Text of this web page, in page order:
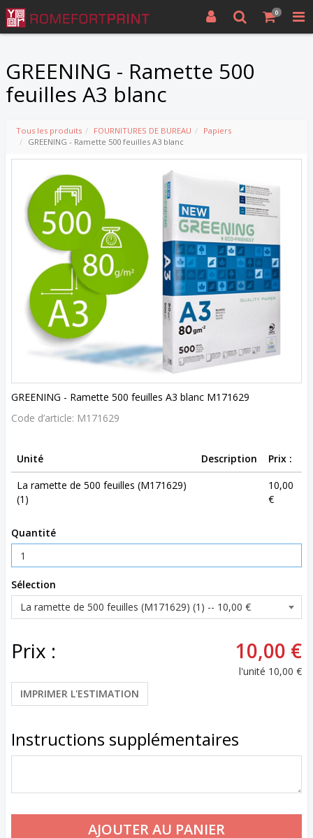
0
GREENING - Ramette 500
feuilles A3 blanc
Tous les produits FOURNITURES DE BUREAU
Papiers
GREENING - Ramette 500 feuilles A3 blanc
GREENING - Ramette 500 feuilles A3 blanc M171629
Code d’article: M171629
Unité Description
Prix :
La ramette de 500 feuilles (M171629)
(1)
10,00
€
Quantité
Sélection
Prix : 10,00 €
l'unité 10,00 €
IMPRIMER L'ESTIMATION
Instructions supplémentaires